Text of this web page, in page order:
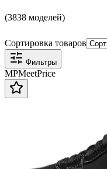
(3838 моделей)
Сортировка товаров
Фильтры
MPMeetPrice